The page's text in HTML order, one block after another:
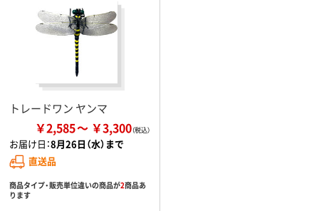
トレードワン ヤンマ
￥2,585 ￥3,300
お届け日：8月26日（水）まで
直送品
商品タイプ・販売単位違いの商品が2商品あ
ります